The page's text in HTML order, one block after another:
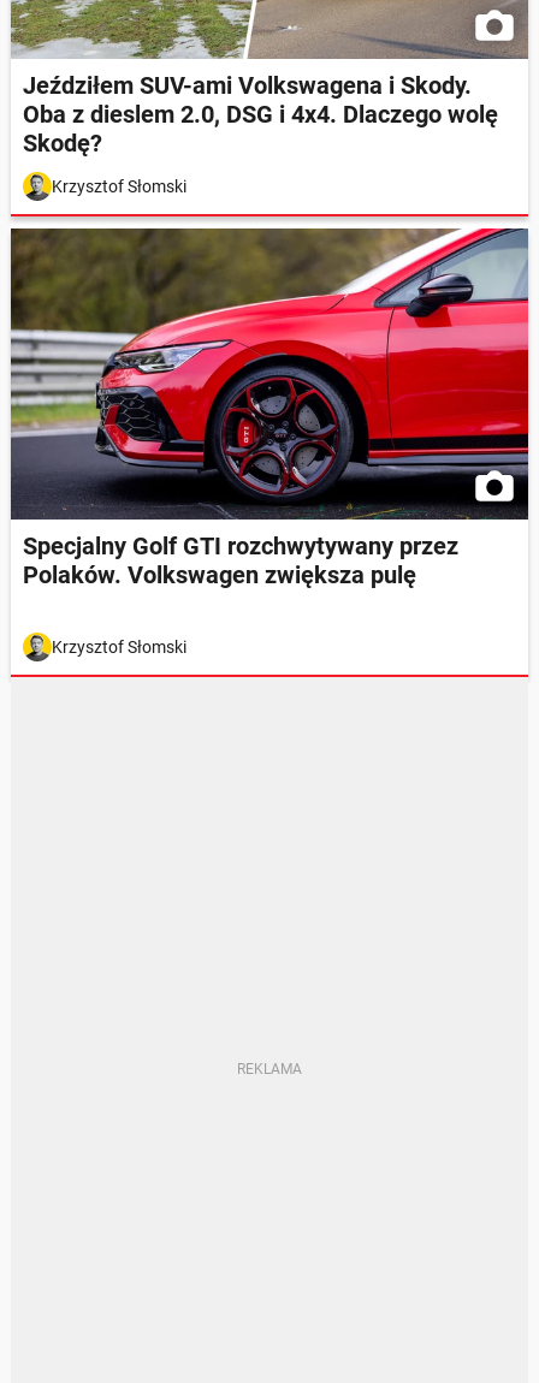
Jeździłem SUV-ami Volkswagena i Skody.
Oba z dieslem 2.0, DSG i 4x4. Dlaczego wolę
Skodę?
Krzysztof Słomski
Specjalny Golf GTI rozchwytywany przez
Polaków. Volkswagen zwiększa pulę
Krzysztof Słomski